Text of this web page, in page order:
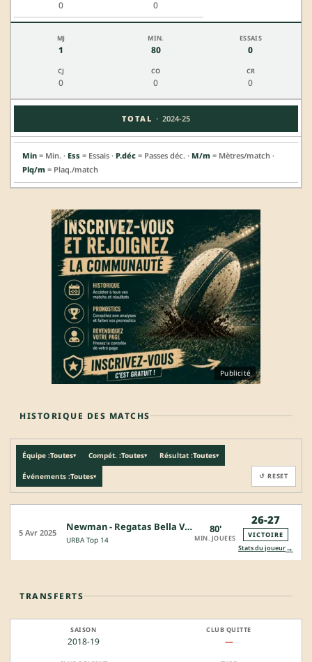
0 0
1 80 0
0 0 0
TOTAL · 2024-25
Min = Min. · Ess = Essais · P.déc = Passes déc. · M/m = Mètres/match ·
Plq/m = Plaq./match
Publicité
HISTORIQUE DES MATCHS
Équipe :Toutes▾ Compét. :Toutes▾ Résultat :Toutes▾
Événements :Toutes▾ ↺ RESET
5 Avr 2025 Newman - Regatas Bella Vista
URBA Top 14
80'
MIN. JOUEES
26-27
VICTOIRE
Stats du joueur→
TRANSFERTS
2018-19 —